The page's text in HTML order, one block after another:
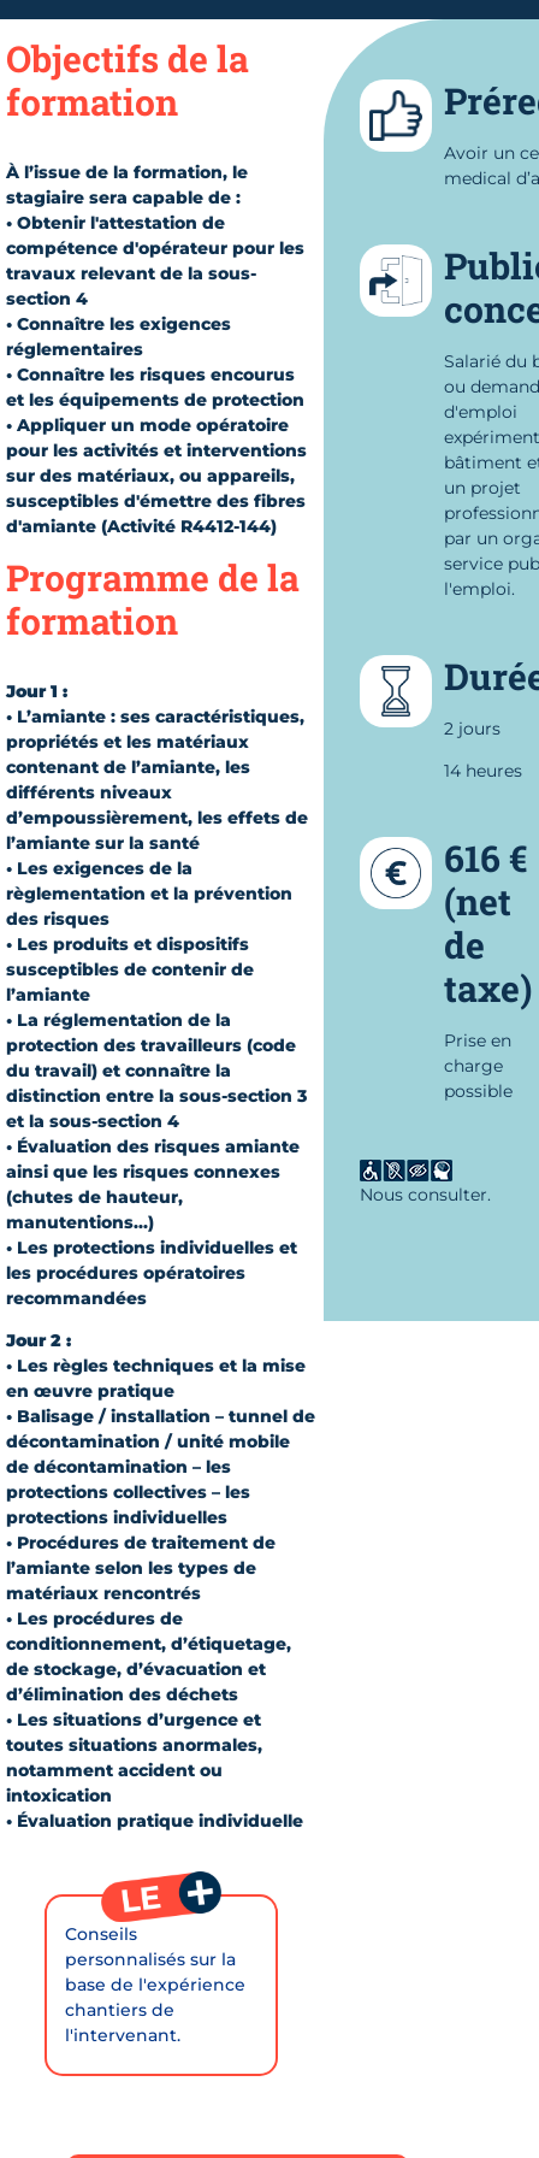
Objectifs de la
formation
À l’issue de la formation, le
stagiaire sera capable de :
• Obtenir l'attestation de
compétence d'opérateur pour les
travaux relevant de la sous-
section 4
• Connaître les exigences
réglementaires
• Connaître les risques encourus
et les équipements de protection
• Appliquer un mode opératoire
pour les activités et interventions
sur des matériaux, ou appareils,
susceptibles d'émettre des fibres
d'amiante (Activité R4412-144)
Programme de la
formation
Jour 1 :
• L’amiante : ses caractéristiques,
propriétés et les matériaux
contenant de l’amiante, les
différents niveaux
d’empoussièrement, les effets de
l’amiante sur la santé
• Les exigences de la
règlementation et la prévention
des risques
• Les produits et dispositifs
susceptibles de contenir de
l’amiante
• La réglementation de la
protection des travailleurs (code
du travail) et connaître la
distinction entre la sous-section 3
et la sous-section 4
• Évaluation des risques amiante
ainsi que les risques connexes
(chutes de hauteur,
manutentions...)
• Les protections individuelles et
les procédures opératoires
recommandées
Jour 2 :
• Les règles techniques et la mise
en œuvre pratique
• Balisage / installation – tunnel de
décontamination / unité mobile
de décontamination – les
protections collectives – les
protections individuelles
• Procédures de traitement de
l’amiante selon les types de
matériaux rencontrés
• Les procédures de
conditionnement, d’étiquetage,
de stockage, d’évacuation et
d’élimination des déchets
• Les situations d’urgence et
toutes situations anormales,
notamment accident ou
intoxication
• Évaluation pratique individuelle
Conseils
personnalisés sur la
base de l'expérience
chantiers de
l'intervenant.
Avoir un
medical
Salarié du
ou
d'emploi
bâtiment
un projet
par un
service
l'emploi.
2 jours
14 heures
616 €
(net
de
taxe)
Prise en
charge
possible
Nous consulter.